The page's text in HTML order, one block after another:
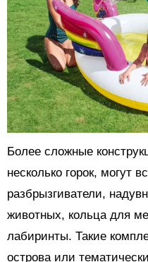
Более сложные
несколько горок, могут
разбрызгиватели,
животных, кольца для
лабиринты. Такие
острова или